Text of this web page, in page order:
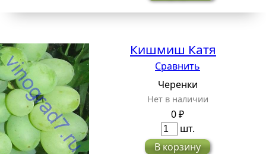
Кишмиш Катя
Сравнить
Черенки
Нет в наличии
0 ₽
шт.
В корзину